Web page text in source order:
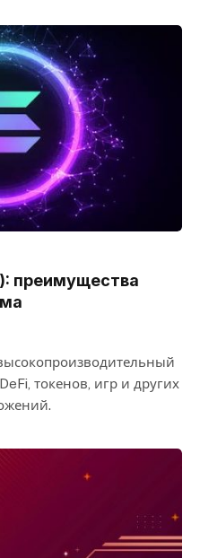
преимущества
токенов, игр и других